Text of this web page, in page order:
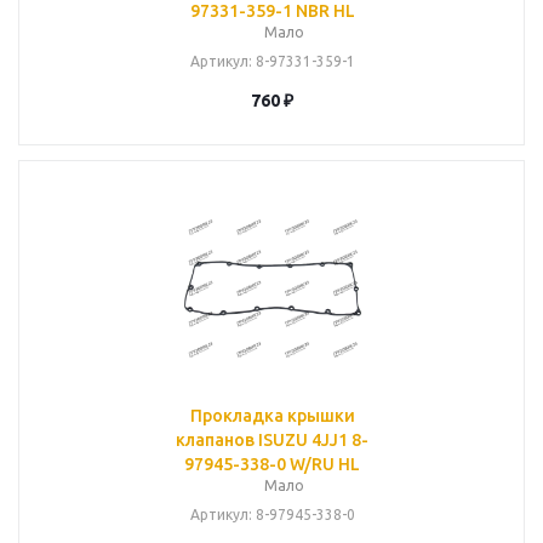
97331-359-1 NBR HL
Мало
Артикул: 8-97331-359-1
760₽
Прокладка крышки
клапанов ISUZU 4JJ1 8-
97945-338-0 W/RU HL
Мало
Артикул: 8-97945-338-0